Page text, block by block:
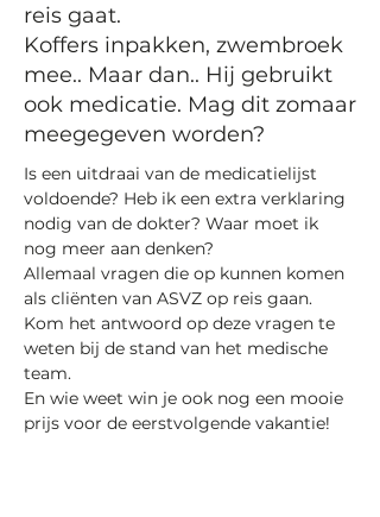
reis gaat.
Koffers inpakken, zwembroek
mee.. Maar dan.. Hij gebruikt
ook medicatie. Mag dit zomaar
meegegeven worden?
Is een uitdraai van de medicatielijst
voldoende? Heb ik een extra verklaring
nodig van de dokter? Waar moet ik
nog meer aan denken?
Allemaal vragen die op kunnen komen
als cliënten van ASVZ op reis gaan.
Kom het antwoord op deze vragen te
weten bij de stand van het medische
team.
En wie weet win je ook nog een mooie
prijs voor de eerstvolgende vakantie!